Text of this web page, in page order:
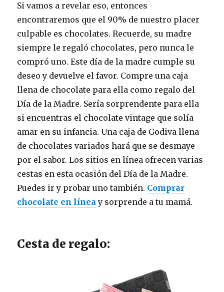
Si vamos a revelar eso, entonces
encontraremos que el 90% de nuestro placer
culpable es chocolates. Recuerde, su madre
siempre le regaló chocolates, pero nunca le
compró uno. Este día de la madre cumple su
deseo y devuelve el favor. Compre una caja
llena de chocolate para ella como regalo del
Día de la Madre. Sería sorprendente para ella
si encuentras el chocolate vintage que solía
amar en su infancia. Una caja de Godiva llena
de chocolates variados hará que se desmaye
por el sabor. Los sitios en línea ofrecen varias
cestas en esta ocasión del Día de la Madre.
Puedes ir y probar uno también. Comprar
chocolate en líneay sorprende a tu mamá.
Cesta de regalo: